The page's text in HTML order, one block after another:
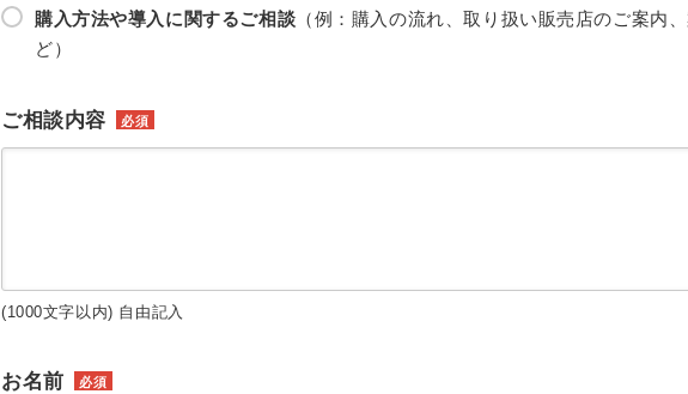
購入方法や導入に関するご相談 （例：購入の流れ、取り扱い販売店のご案内
ど）
ご相談内容 必須
(1000文字以内) 自由記入
お名前 必須